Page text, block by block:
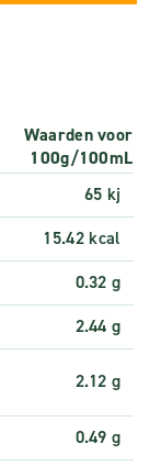
Waarden voor
100g/100mL
65 kj
15.42 kcal
0.32 g
2.44 g
2.12 g
0.49 g